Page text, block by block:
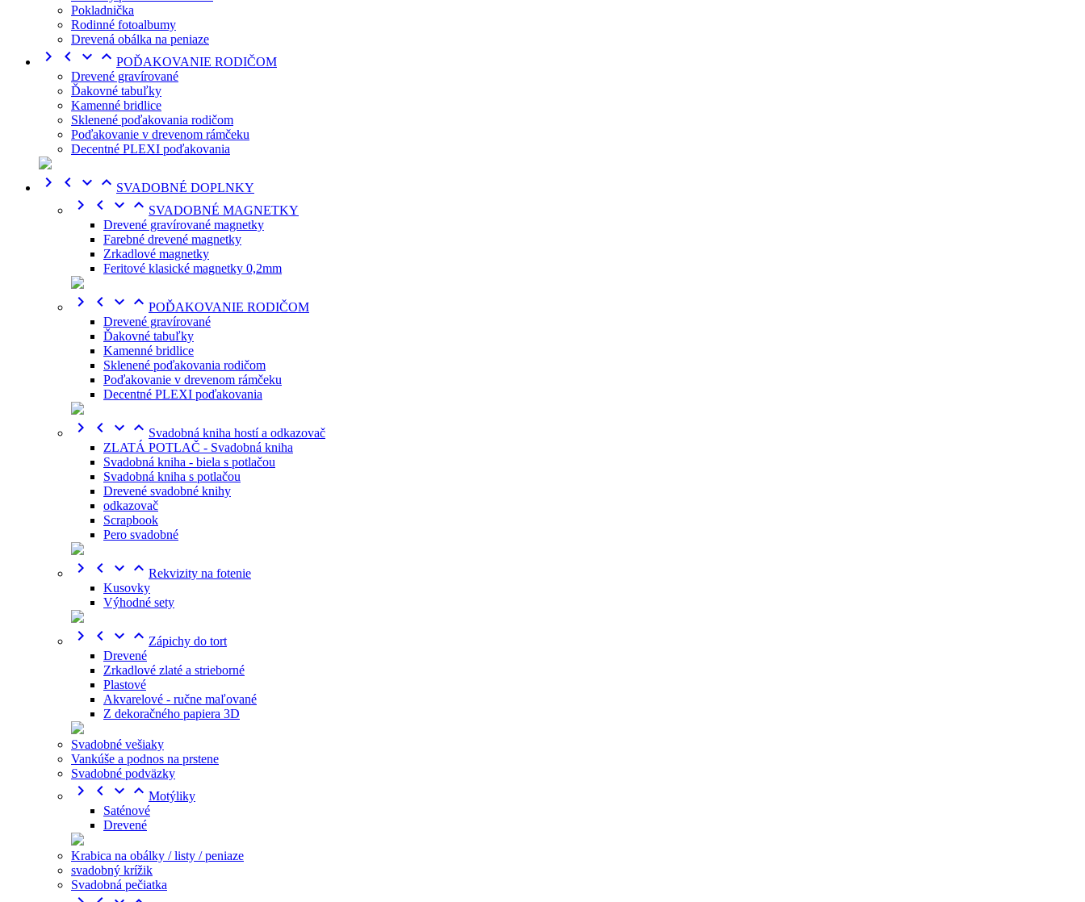
Pokladnička
Rodinné fotoalbumy
Drevená obálka na peniaze
    POĎAKOVANIE RODIČOM
Drevené gravírované
Ďakovné tabuľky
Kamenné bridlice
Sklenené poďakovania rodičom
Poďakovanie v drevenom rámčeku
Decentné PLEXI poďakovania
    SVADOBNÉ DOPLNKY
    SVADOBNÉ MAGNETKY
Drevené gravírované magnetky
Farebné drevené magnetky
Zrkadlové magnetky
Feritové klasické magnetky 0,2mm
    POĎAKOVANIE RODIČOM
Drevené gravírované
Ďakovné tabuľky
Kamenné bridlice
Sklenené poďakovania rodičom
Poďakovanie v drevenom rámčeku
Decentné PLEXI poďakovania
    Svadobná kniha hostí a odkazovač
ZLATÁ POTLAČ - Svadobná kniha
Svadobná kniha - biela s potlačou
Svadobná kniha s potlačou
Drevené svadobné knihy
odkazovač
Scrapbook
Pero svadobné
    Rekvizity na fotenie
Kusovky
Výhodné sety
    Zápichy do tort
Drevené
Zrkadlové zlaté a strieborné
Plastové
Akvarelové - ručne maľované
Z dekoračného papiera 3D
Svadobné vešiaky
Vankúše a podnos na prstene
Svadobné podväzky
    Motýliky
Saténové
Drevené
Krabica na obálky / listy / peniaze
svadobný krížik
Svadobná pečiatka